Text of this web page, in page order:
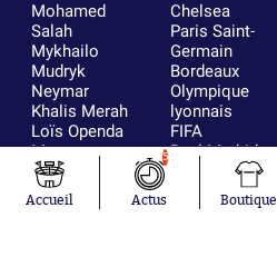
Mohamed
Salah
Mykhailo
Mudryk
Neymar
Khalis Merah
Loïs Openda
Moussa
Niakhaté
Nicolás
Tagliafico
Chelsea
Paris Saint-
Germain
Bordeaux
Olympique
lyonnais
FIFA
Real Madrid
RC Strasbourg
AC Milan
France
Accueil
5
Actus Boutique